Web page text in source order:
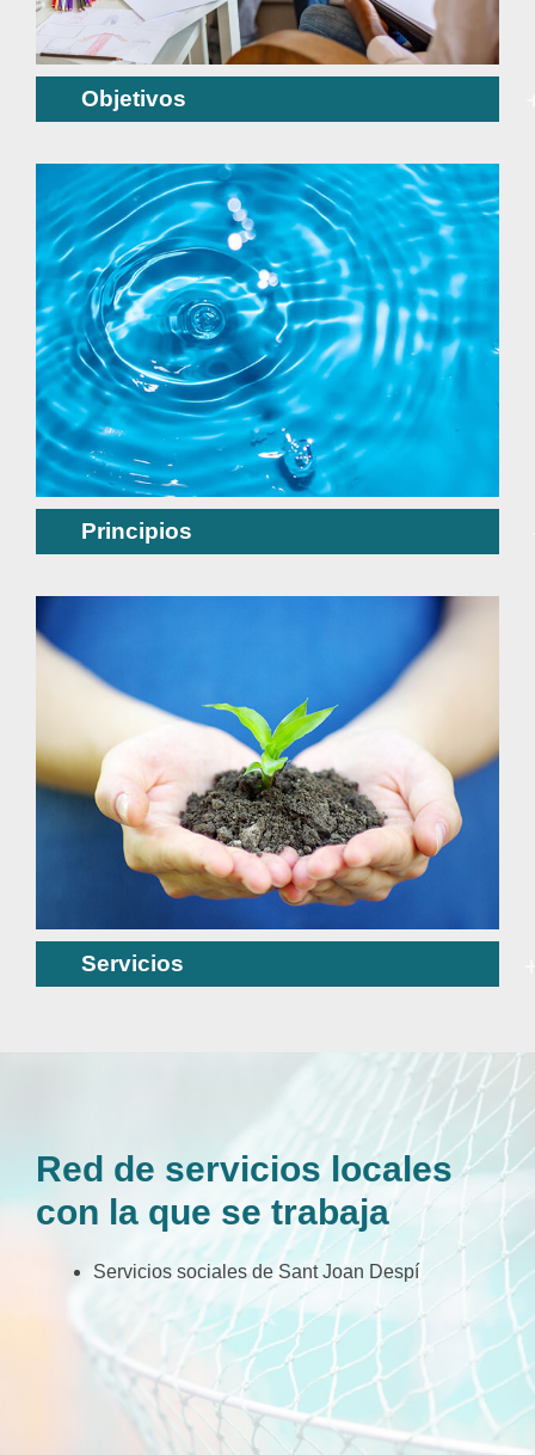
Objetivos
Principios
Servicios
Red de servicios locales
con la que se trabaja
Servicios sociales de Sant Joan Despí